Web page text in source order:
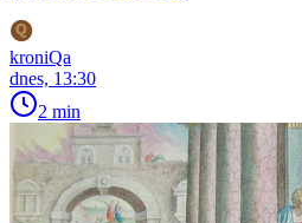
kroniQa
dnes, 13:30
2 min